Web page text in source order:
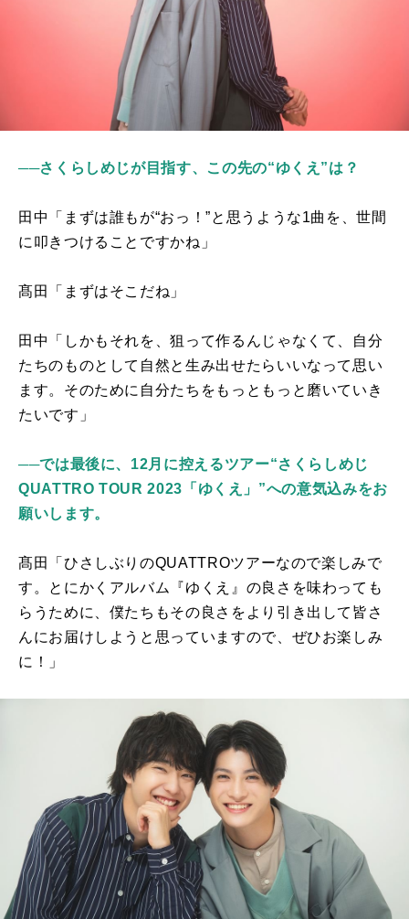
──さくらしめじが目指す、この先の“ゆくえ”は？
田中「まずは誰もが“おっ！”と思うような1曲を、世間
に叩きつけることですかね」
髙田「まずはそこだね」
田中「しかもそれを、狙って作るんじゃなくて、自分
たちのものとして自然と生み出せたらいいなって思い
ます。そのために自分たちをもっともっと磨いていき
たいです」
──では最後に、12月に控えるツアー“さくらしめじ
QUATTRO TOUR 2023「ゆくえ」”への意気込みをお
願いします。
髙田「ひさしぶりのQUATTROツアーなので楽しみで
す。とにかくアルバム『ゆくえ』の良さを味わっても
らうために、僕たちもその良さをより引き出して皆さ
んにお届けしようと思っていますので、ぜひお楽しみ
に！」